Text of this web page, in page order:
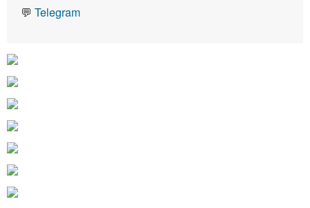
💬 Telegram